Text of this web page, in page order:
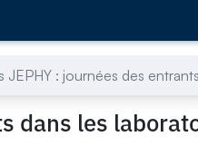
JEPHY : journées des
dans les